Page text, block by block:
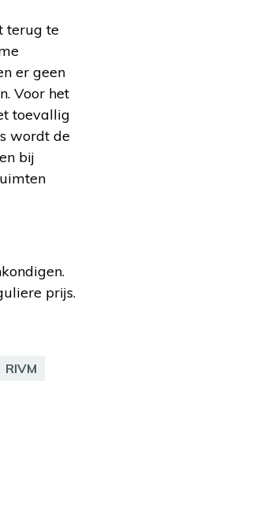
terug te
er geen
Voor het
toevallig
wordt de
bij
prijs.
RIVM